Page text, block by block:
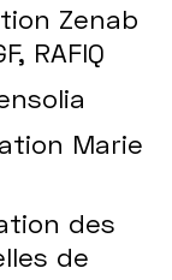
Zenab
RAFIQ
Marie
des
de